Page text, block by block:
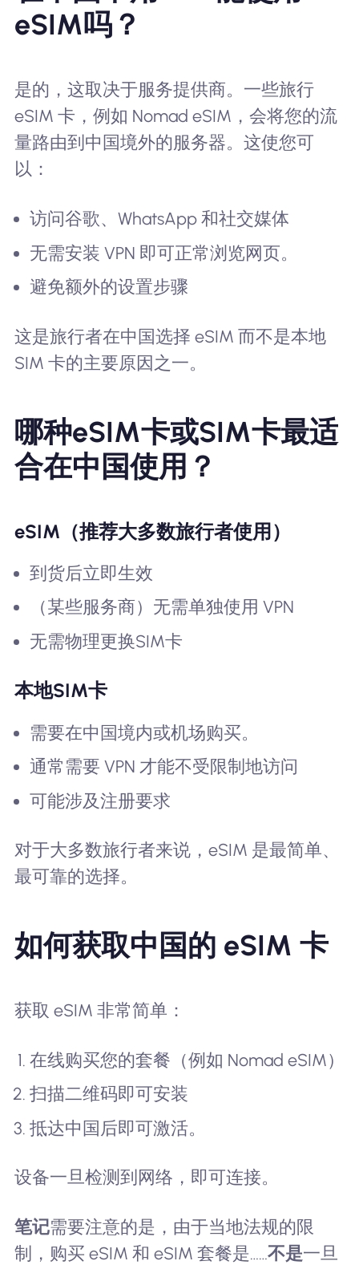
eSIM吗？
是的，这取决于服务提供商。一些旅行
eSIM 卡，例如 Nomad eSIM，会将您的流
量路由到中国境外的服务器。这使您可
以：
访问谷歌、WhatsApp 和社交媒体
无需安装 VPN 即可正常浏览网页。
避免额外的设置步骤
这是旅行者在中国选择 eSIM 而不是本地
SIM 卡的主要原因之一。
哪种eSIM卡或SIM卡最适
合在中国使用？
eSIM（推荐大多数旅行者使用）
到货后立即生效
（某些服务商）无需单独使用 VPN
无需物理更换SIM卡
本地SIM卡
需要在中国境内或机场购买。
通常需要 VPN 才能不受限制地访问
可能涉及注册要求
对于大多数旅行者来说，eSIM 是最简单、
最可靠的选择。
如何获取中国的 eSIM 卡
获取 eSIM 非常简单：
在线购买您的套餐（例如 Nomad eSIM）
扫描二维码即可安装
抵达中国后即可激活。
设备一旦检测到网络，即可连接。
笔记需要注意的是，由于当地法规的限
制，购买 eSIM 和 eSIM 套餐是……不是一旦